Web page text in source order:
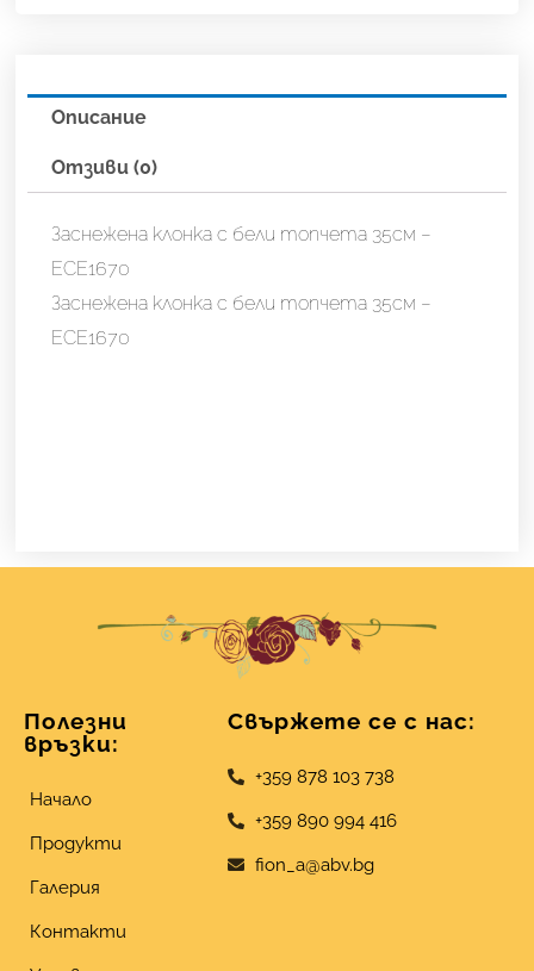
с
бели
топчета
35см
ECE1670
Описание
Отзиви (0)
Заснежена клонка с бели топчета 35см –
ECE1670
Заснежена клонка с бели топчета 35см –
ECE1670
Полезни
връзки:
Начало
Продукти
Галерия
Контакти
Свържете се с нас:
+359 878 103 738
+359 890 994 416
fion_a@abv.bg